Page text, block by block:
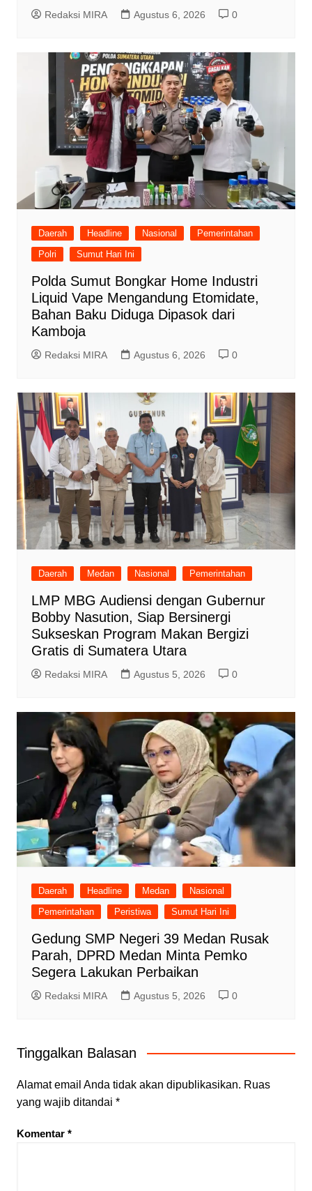
Redaksi MIRA Agustus 6, 2026 0
Daerah Headline Nasional
Pemerintahan
Polri
Sumut Hari Ini
Polda Sumut Bongkar Home Industri
Liquid Vape Mengandung Etomidate,
Bahan Baku Diduga Dipasok dari
Kamboja
Redaksi MIRA Agustus 6, 2026 0
Daerah Medan Nasional Pemerintahan
LMP MBG Audiensi dengan Gubernur
Bobby Nasution, Siap Bersinergi
Sukseskan Program Makan Bergizi
Gratis di Sumatera Utara
Redaksi MIRA Agustus 5, 2026 0
Daerah Headline Medan
Nasional
Pemerintahan
Peristiwa Sumut Hari Ini
Gedung SMP Negeri 39 Medan Rusak
Parah, DPRD Medan Minta Pemko
Segera Lakukan Perbaikan
Redaksi MIRA Agustus 5, 2026 0
Tinggalkan Balasan
Alamat email Anda tidak akan dipublikasikan. Ruas
yang wajib ditandai *
Komentar *